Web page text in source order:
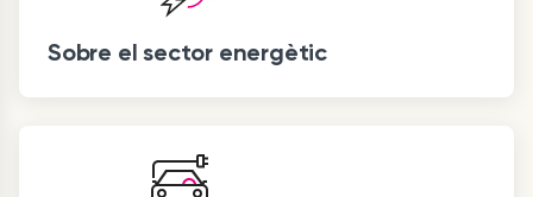
Sobre el sector energètic